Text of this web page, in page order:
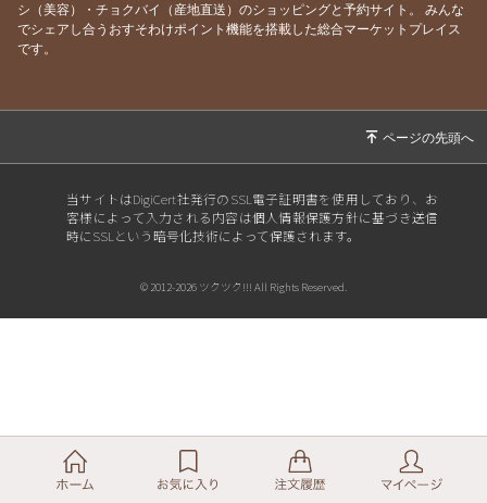
シ（美容）・チョクバイ（産地直送）のショッピングと予約サイト。
みんな
でシェアし合うおすそわけポイント機能を搭載した総合マーケットプレイス
です。
当サイトはDigiCert社発行のSSL電子証明書を使用しており、お
客様によって入力される内容は個人情報保護方針に基づき送信
時にSSLという暗号化技術によって保護されます。
© 2012-2026 ツクツク!!! All Rights Reserved.